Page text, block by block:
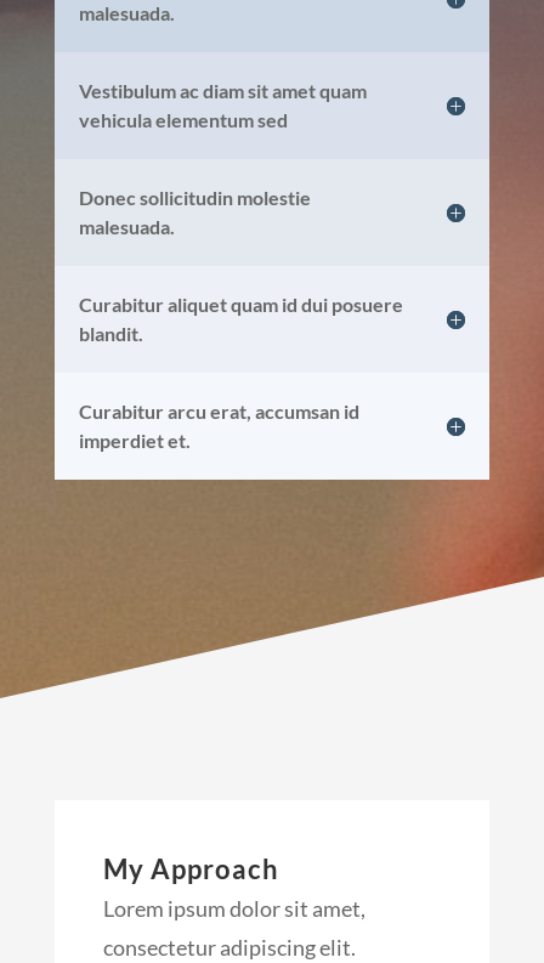
malesuada.
Vestibulum ac diam sit amet quam
vehicula elementum sed
Donec sollicitudin molestie
malesuada.
Curabitur aliquet quam id dui posuere
blandit.
Curabitur arcu erat, accumsan id
imperdiet et.
My Approach
Lorem ipsum dolor sit amet,
consectetur adipiscing elit.